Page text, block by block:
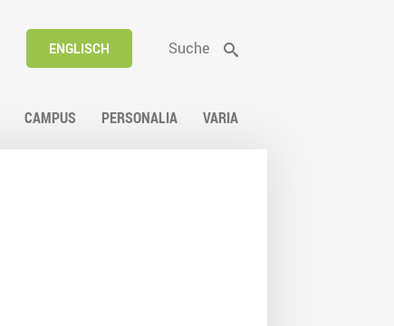
ENGLISCH Suche
CAMPUS PERSONALIA VARIA